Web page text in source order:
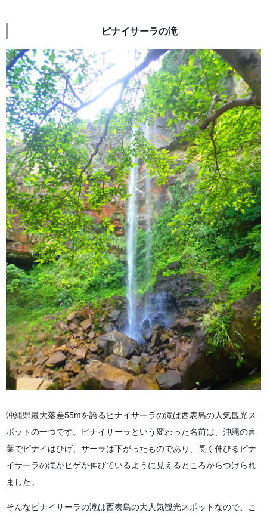
ピナイサーラの滝
沖縄県最大落差55mを誇るピナイサーラの滝は西表島の人気観光ス
ポットの一つです。ピナイサーラという変わった名前は、沖縄の言
葉でピナイはひげ、サーラは下がったものであり、長く伸びるピナ
イサーラの滝がヒゲが伸びているように見えるところからつけられ
ました。
そんなピナイサーラの滝は西表島の大人気観光スポットなので、こ